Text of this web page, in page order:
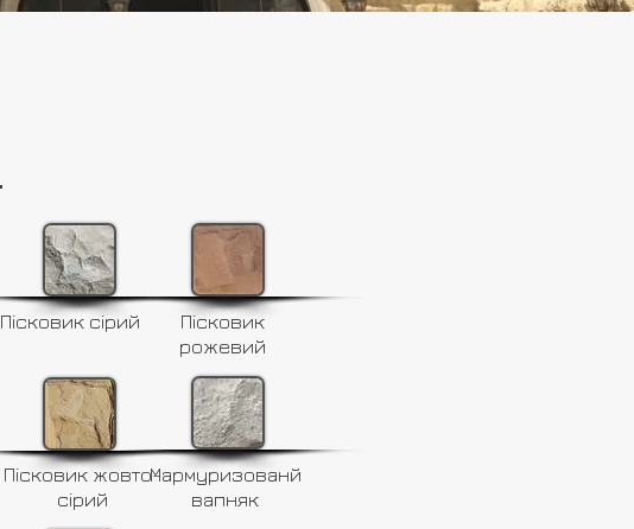
Пісковик сірий
Пісковик
рожевий
Пісковик жовто-
сірий
Мармуризованй
вапняк